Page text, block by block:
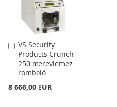
VS Security
Products Crunch
250 merevlemez
romboló
8 666,00 EUR
Kosárba